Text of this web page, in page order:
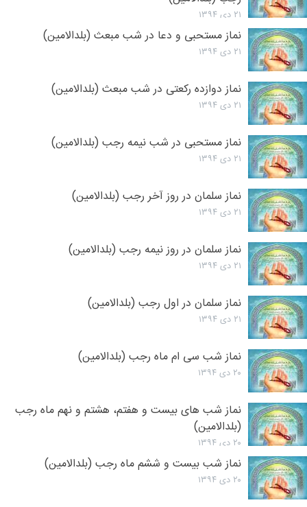
۲۱ دی ۱۳۹۴
نماز مستحبی و دعا در شب مبعث (بلدالامین)
۲۱ دی ۱۳۹۴
نماز دوازده رکعتی در شب مبعث (بلدالامین)
۲۱ دی ۱۳۹۴
نماز مستحبی در شب نیمه رجب (بلدالامین)
۲۱ دی ۱۳۹۴
نماز سلمان در روز آخر رجب (بلدالامین)
۲۱ دی ۱۳۹۴
نماز سلمان در روز نیمه رجب (بلدالامین)
۲۱ دی ۱۳۹۴
نماز سلمان در اول رجب (بلدالامین)
۲۱ دی ۱۳۹۴
نماز شب سی ام ماه رجب (بلدالامین)
۲۰ دی ۱۳۹۴
نماز شب های بیست و هفتم، هشتم و نهم ماه رجب
(بلدالامین)
۲۰ دی ۱۳۹۴
نماز شب بیست و ششم ماه رجب (بلدالامین)
۲۰ دی ۱۳۹۴